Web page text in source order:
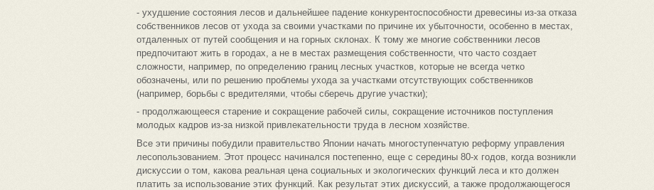
- ухудшение состояния лесов и дальнейшее падение конкурентоспособности древесины из-за отказа
собственников лесов от ухода за своими участками по причине их убыточности, особенно в местах,
отдаленных от путей сообщения и на горных склонах. К тому же многие собственники лесов
предпочитают жить в городах, а не в местах размещения собственности, что часто создает
сложности, например, по определению границ лесных участков, которые не всегда четко
обозначены, или по решению проблемы ухода за участками отсутствующих собственников
(например, борьбы с вредителями, чтобы сберечь другие участки);
- продолжающееся старение и сокращение рабочей силы, сокращение источников поступления
молодых кадров из-за низкой привлекательности труда в лесном хозяйстве.
Все эти причины побудили правительство Японии начать многоступенчатую реформу управления
лесопользованием. Этот процесс начинался постепенно, еще с середины 80-х годов, когда возникли
дискуссии о том, какова реальная цена социальных и экологических функций леса и кто должен
платить за использование этих функций. Как результат этих дискуссий, а также продолжающегося